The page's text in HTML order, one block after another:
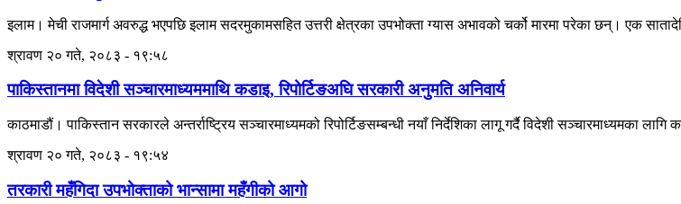
इलाम। मेची राजमार्ग अवरुद्ध भएपछि इलाम सदरमुकामसहित उत्तरी क्षेत्रका उपभोक्ता ग्यास अभावको चर्को मारमा परेका छन्। एक
श्रावण २० गते, २०८३ - १९:५८
पाकिस्तानमा विदेशी सञ्चारमाध्यममाथि कडाइ, रिपोर्टिङअघि सरकारी अनुमति अनिवार्य
काठमाडौं। पाकिस्तान सरकारले अन्तर्राष्ट्रिय सञ्चारमाध्यमको रिपोर्टिङसम्बन्धी नयाँ निर्देशिका लागू गर्दै विदेशी सञ्चारमाध्यमका लागि
श्रावण २० गते, २०८३ - १९:५४
तरकारी महँगिदा उपभोक्ताको भान्सामा महँगीको आगो